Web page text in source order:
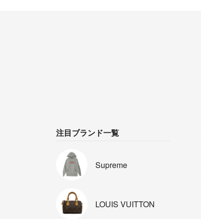
注目ブランド一覧
Supreme
LOUIS VUITTON